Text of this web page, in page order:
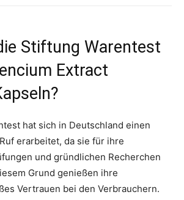
Stiftung Warentest
Extract
hat sich in Deutschland einen
erarbeitet, da sie für ihre
und gründlichen Recherchen
Grund genießen ihre
Vertrauen bei den Verbrauchern.